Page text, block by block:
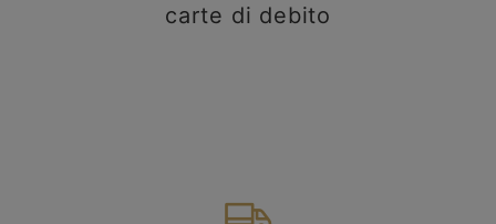
carte di debito